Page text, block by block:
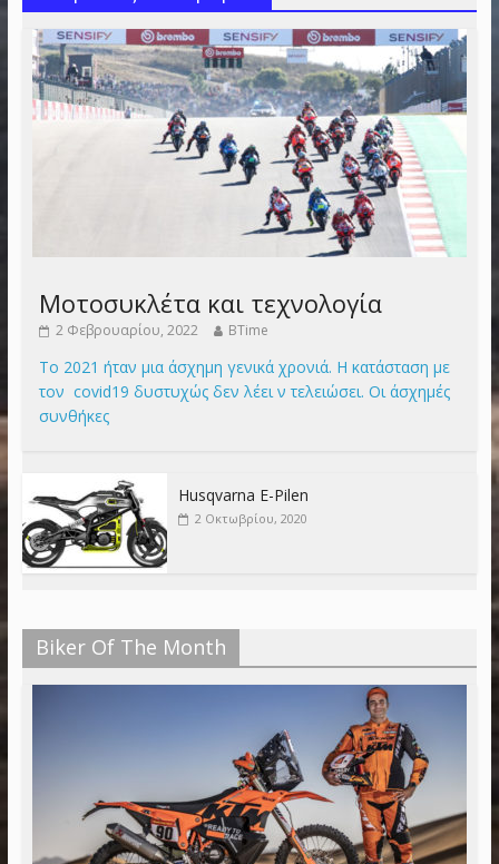
Μοτοσυκλέτα και τεχνολογία
2 Φεβρουαρίου, 2022 BTime
Το 2021 ήταν μια άσχημη γενικά χρονιά. Η κατάσταση με
τον covid19 δυστυχώς δεν λέει ν τελειώσει. Οι άσχημές
συνθήκες
Husqvarna E-Pilen
2 Οκτωβρίου, 2020
Biker Of The Month